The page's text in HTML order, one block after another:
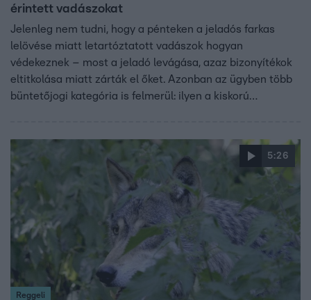
érintett vadászokat
Jelenleg nem tudni, hogy a pénteken a jeladós farkas
lelövése miatt letartóztatott vadászok hogyan
védekeznek – most a jeladó levágása, azaz bizonyítékok
eltitkolása miatt zárták el őket. Azonban az ügyben több
büntetőjogi kategória is felmerül: ilyen a kiskorú
vadászokat, és óva intett mindenkit attól, hogy a
nyomozati részletek ismerete nélkül elítéljék a két férfit.
Hozzátette, a médiafigyelem alapvetően nem hat a
tárgylásra, de a bíró is és a nyomozók is emberek. Az
ítélet a korábbi gyakorlatok alapján egyébként a
felfüggesztett szabadságvesztéstől, akár a 6 évig terjedő
börtönbüntetésig sok minden lehet.
5:26
Reggeli